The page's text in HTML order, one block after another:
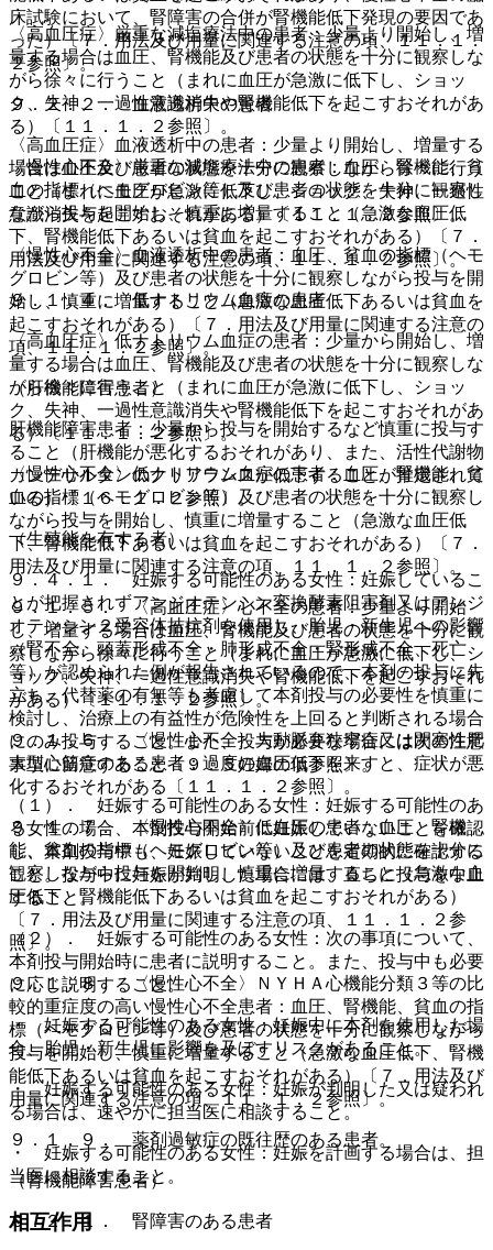
床試験において、腎障害の合併が腎機能低下発現の要因であ
った）〔７．用法及び用量に関連する注意の項、１１．１．
２参照〕。
９．２．２． 血液透析中の患者
〈高血圧症〉血液透析中の患者：少量より開始し、増量する
場合は血圧及び患者の状態を十分に観察しながら徐々に行う
こと（まれに血圧が急激に低下し、ショック、失神、一過性
意識消失を起こすおそれがある）〔１１．１．２参照〕。
〈慢性心不全〉血液透析中の患者：血圧、貧血の指標（ヘモ
グロビン等）及び患者の状態を十分に観察しながら投与を開
始し、慎重に増量すること（急激な血圧低下あるいは貧血を
起こすおそれがある）〔７．用法及び用量に関連する注意の
項、１１．１．２参照〕。
（肝機能障害患者）
肝機能障害患者：少量から投与を開始するなど慎重に投与す
ること（肝機能が悪化するおそれがあり、また、活性代謝物
カンデサルタンのクリアランスが低下することが推定されて
いる）〔１６．１．２参照〕。
（生殖能を有する者）
９．４．１． 妊娠する可能性のある女性：妊娠しているこ
とが把握されずアンジオテンシン変換酵素阻害剤又はアンジ
オテンシン２受容体拮抗剤を使用し、胎児・新生児への影響
（腎不全、頭蓋形成不全・肺形成不全・腎形成不全、死亡
等）が認められた例が報告されているので、本剤の投与に先
立ち、代替薬の有無等も考慮して本剤投与の必要性を慎重に
検討し、治療上の有益性が危険性を上回ると判断される場合
にのみ投与すること。また、投与が必要な場合には次の注意
事項に留意すること〔９．５妊婦の項参照〕。
（１）． 妊娠する可能性のある女性：妊娠する可能性のあ
る女性の場合、本剤投与開始前に妊娠していないことを確認
し、本剤投与中も、妊娠していないことを定期的に確認する
こと。投与中に妊娠が判明した場合には、直ちに投与を中止
すること。
（２）． 妊娠する可能性のある女性：次の事項について、
本剤投与開始時に患者に説明すること。また、投与中も必要
に応じ説明すること。
・ 妊娠する可能性のある女性：妊娠中に本剤を使用した場
合、胎児・新生児に影響を及ぼすリスクがあること。
・ 妊娠する可能性のある女性：妊娠が判明した又は疑われ
る場合は、速やかに担当医に相談すること。
・ 妊娠する可能性のある女性：妊娠を計画する場合は、担
当医に相談すること。
相互作用
〈高血圧症〉厳重な減塩療法中の患者：少量より開始し、増
量する場合は血圧、腎機能及び患者の状態を十分に観察しな
がら徐々に行うこと（まれに血圧が急激に低下し、ショッ
ク、失神、一過性意識消失や腎機能低下を起こすおそれがあ
る）〔１１．１．２参照〕。
〈慢性心不全〉厳重な減塩療法中の患者：血圧、腎機能、貧
血の指標（ヘモグロビン等）及び患者の状態を十分に観察し
ながら投与を開始し、慎重に増量すること（急激な血圧低
下、腎機能低下あるいは貧血を起こすおそれがある）〔７．
用法及び用量に関連する注意の項、１１．１．２参照〕。
９．１．４． 低ナトリウム血症の患者
〈高血圧症〉低ナトリウム血症の患者：少量から開始し、増
量する場合は血圧、腎機能及び患者の状態を十分に観察しな
がら徐々に行うこと（まれに血圧が急激に低下し、ショッ
ク、失神、一過性意識消失や腎機能低下を起こすおそれがあ
る）〔１１．１．２参照〕。
〈慢性心不全〉低ナトリウム血症の患者：血圧、腎機能、貧
血の指標（ヘモグロビン等）及び患者の状態を十分に観察し
ながら投与を開始し、慎重に増量すること（急激な血圧低
下、腎機能低下あるいは貧血を起こすおそれがある）〔７．
用法及び用量に関連する注意の項、１１．１．２参照〕。
９．１．５． 〈高血圧症〉心不全の患者：少量より開始
し、増量する場合は血圧、腎機能及び患者の状態を十分に観
察しながら徐々に行うこと（まれに血圧が急激に低下し、シ
ョック、失神、一過性意識消失や腎機能低下を起こすおそれ
がある）〔１１．１．２参照〕。
９．１．６． 〈慢性心不全〉大動脈弁狭窄症又は閉塞性肥
大型心筋症のある患者：過度の血圧低下を来すと、症状が悪
化するおそれがある〔１１．１．２参照〕。
９．１．７． 〈慢性心不全〉低血圧の患者：血圧、腎機
能、貧血の指標（ヘモグロビン等）及び患者の状態を十分に
観察しながら投与を開始し、慎重に増量すること（急激な血
圧低下、腎機能低下あるいは貧血を起こすおそれがある）
〔７．用法及び用量に関連する注意の項、１１．１．２参
照〕。
９．１．８． 〈慢性心不全〉ＮＹＨＡ心機能分類３等の比
較的重症度の高い慢性心不全患者：血圧、腎機能、貧血の指
標（ヘモグロビン等）及び患者の状態を十分に観察しながら
投与を開始し、慎重に増量すること（急激な血圧低下、腎機
能低下あるいは貧血を起こすおそれがある）〔７．用法及び
用量に関連する注意の項、１１．１．２参照〕。
９．１．９． 薬剤過敏症の既往歴のある患者。
（腎機能障害患者）
９．２．１． 腎障害のある患者